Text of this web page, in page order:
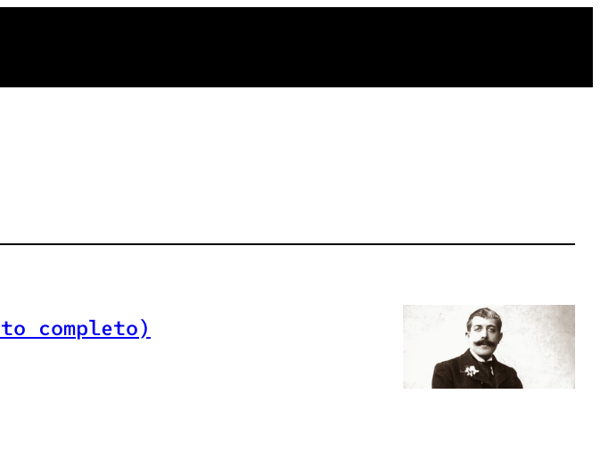
completo)